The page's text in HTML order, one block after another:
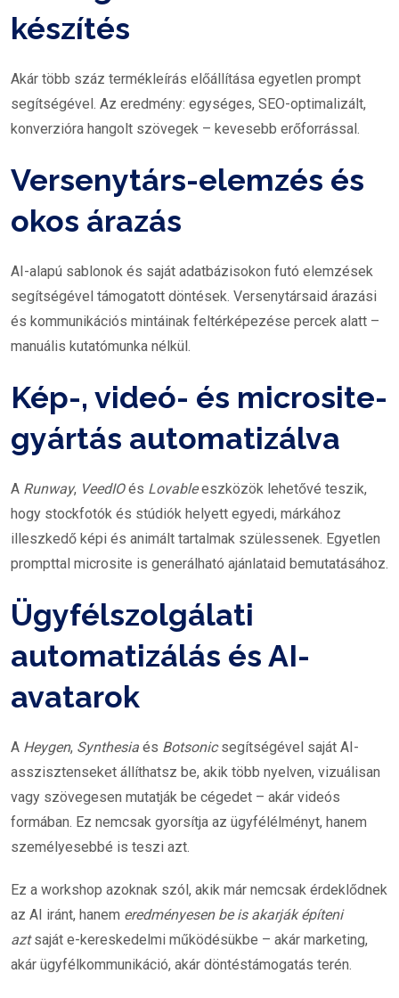
készítés
Akár több száz termékleírás előállítása egyetlen prompt
segítségével. Az eredmény: egységes, SEO-optimalizált,
konverzióra hangolt szövegek – kevesebb erőforrással.
Versenytárs-elemzés és
okos árazás
AI-alapú sablonok és saját adatbázisokon futó elemzések
segítségével támogatott döntések. Versenytársaid árazási
és kommunikációs mintáinak feltérképezése percek alatt –
manuális kutatómunka nélkül.
Kép-, videó- és microsite-
gyártás automatizálva
A Runway, VeedIOés Lovableeszközök lehetővé teszik,
hogy stockfotók és stúdiók helyett egyedi, márkához
illeszkedő képi és animált tartalmak szülessenek. Egyetlen
prompttal microsite is generálható ajánlataid bemutatásához.
Ügyfélszolgálati
automatizálás és AI-
avatarok
A Heygen, Synthesia és Botsonicsegítségével saját AI-
asszisztenseket állíthatsz be, akik több nyelven, vizuálisan
vagy szövegesen mutatják be cégedet – akár videós
formában. Ez nemcsak gyorsítja az ügyfélélményt, hanem
személyesebbé is teszi azt.
Ez a workshop azoknak szól, akik már nemcsak érdeklődnek
az AI iránt, hanem eredményesen be is akarják építeni
aztsaját e-kereskedelmi működésükbe – akár marketing,
akár ügyfélkommunikáció, akár döntéstámogatás terén.